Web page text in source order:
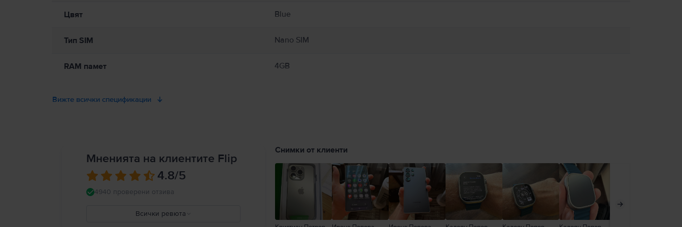
Цвят Blue
Тип SIM Nano SIM
RAM памет 4GB
Вижте всички спецификации
Мненията на клиентите Flip
4.8/5
4940 проверени отзива
Всички ревюта
Снимки от клиенти